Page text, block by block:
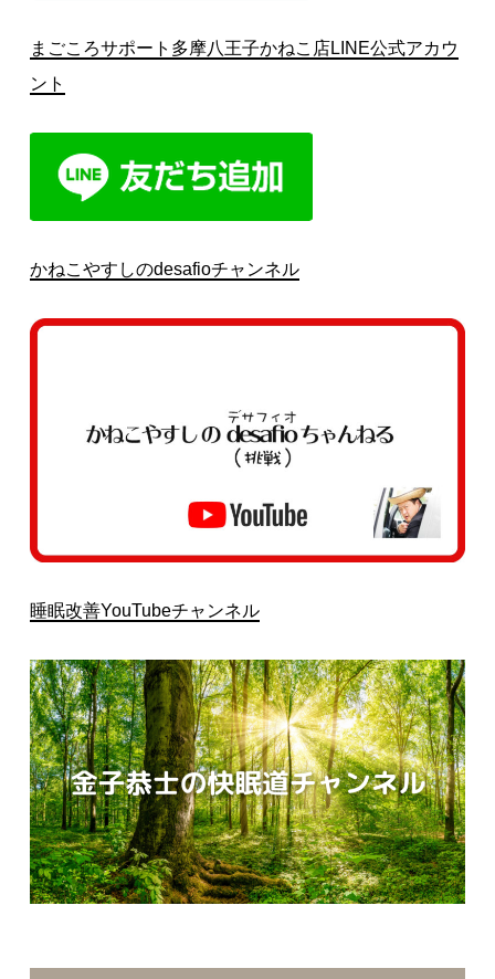
まごころサポート多摩八王子かねこ店LINE公式アカウ
ント
かねこやすしのdesafioチャンネル
睡眠改善YouTubeチャンネル